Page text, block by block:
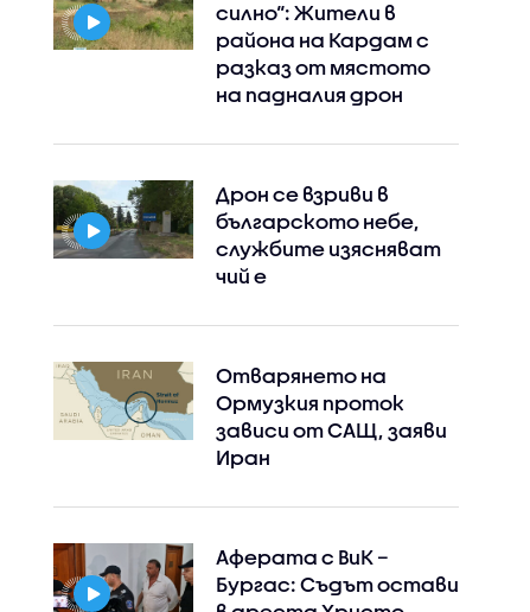
силно“: Жители в
района на Кардам с
разказ от мястото
на падналия дрон
Дрон се взриви в
българското небе,
службите изясняват
чий е
Отварянето на
Ормузкия проток
зависи от САЩ, заяви
Иран
Аферата с ВиК –
Бургас: Съдът остави